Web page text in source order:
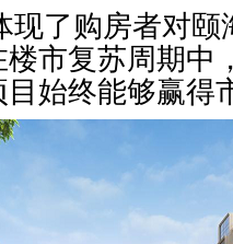
现了购房者对颐
市复苏周期中
始终能够赢得